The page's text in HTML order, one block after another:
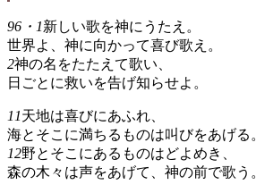
96・1新しい歌を神にうたえ。
世界よ、神に向かって喜び歌え。
2神の名をたたえて歌い、
日ごとに救いを告げ知らせよ。
11天地は喜びにあふれ、
海とそこに満ちるものは叫びをあげる
12野とそこにあるものはどよめき、
森の木々は声をあげて、神の前で歌う